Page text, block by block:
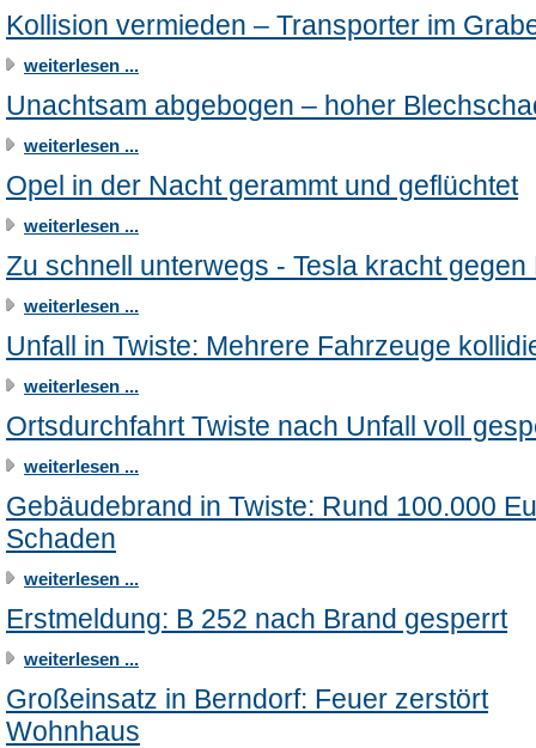
Kollision vermieden – Transporter im
weiterlesen ...
Unachtsam abgebogen – hoher
weiterlesen ...
Opel in der Nacht gerammt und geflüchtet
weiterlesen ...
Zu schnell unterwegs - Tesla kracht gegen
weiterlesen ...
Unfall in Twiste: Mehrere Fahrzeuge
weiterlesen ...
Ortsdurchfahrt Twiste nach Unfall voll
weiterlesen ...
Gebäudebrand in Twiste: Rund 100.000
Schaden
weiterlesen ...
Erstmeldung: B 252 nach Brand gesperrt
weiterlesen ...
Großeinsatz in Berndorf: Feuer zerstört
Wohnhaus